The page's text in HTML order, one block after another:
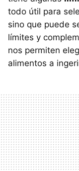
todo útil para
sino que puede
límites y
nos permiten
alimentos a